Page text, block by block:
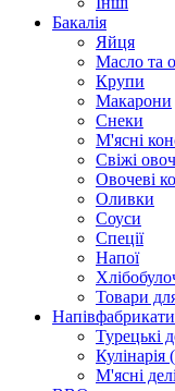
Бакалія
Яйця
Масло та
Крупи
Макарони
Снеки
М'ясні
Свіжі
Овочеві
Оливки
Соуси
Спеції
Напої
Товари
Напівфабрикати
Турецькі
М'ясні